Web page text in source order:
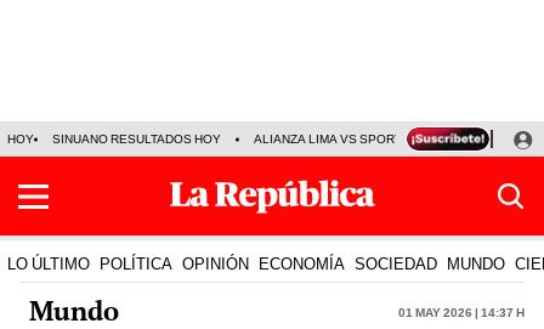
HOY SINUANO RESULTADOS HOY ALIANZA LIMA VS SPORT BOYS JORGE
LO ÚLTIMO POLÍTICA OPINIÓN ECONOMÍA SOCIEDAD MUNDO
Mundo 01 May 2026 | 14:37 h